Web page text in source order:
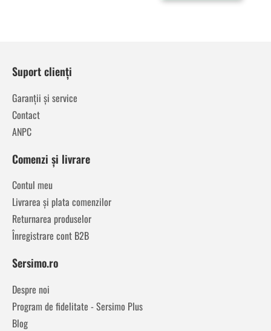
Suport clienți
Garanții și service
Contact
ANPC
Comenzi și livrare
Contul meu
Livrarea și plata comenzilor
Returnarea produselor
Înregistrare cont B2B
Sersimo.ro
Despre noi
Program de fidelitate - Sersimo Plus
Blog